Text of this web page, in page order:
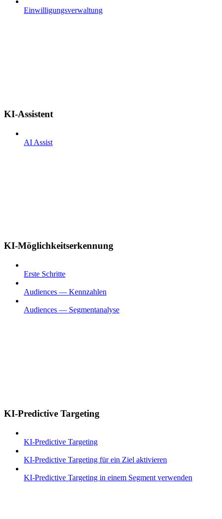
Einwilligungsverwaltung
KI-Assistent
AI Assist
KI-Möglichkeitserkennung
Erste Schritte
Audiences — Kennzahlen
Audiences — Segmentanalyse
KI-Predictive Targeting
KI-Predictive Targeting
KI-Predictive Targeting für ein Ziel aktivieren
KI-Predictive Targeting in einem Segment verwenden